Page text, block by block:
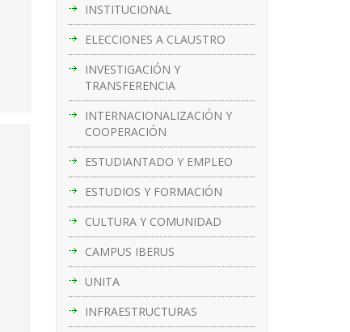
INSTITUCIONAL
ELECCIONES A CLAUSTRO
INVESTIGACIÓN Y
TRANSFERENCIA
INTERNACIONALIZACIÓN Y
COOPERACIÓN
ESTUDIANTADO Y EMPLEO
ESTUDIOS Y FORMACIÓN
CULTURA Y COMUNIDAD
CAMPUS IBERUS
UNITA
INFRAESTRUCTURAS